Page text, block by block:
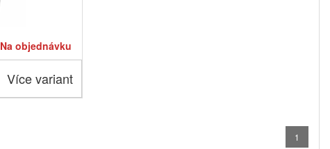
Na objednávku
Více variant
1